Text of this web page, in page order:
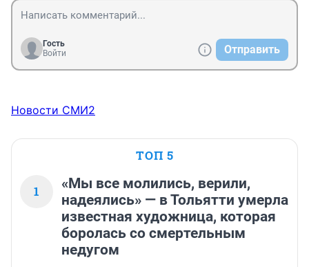
Гость
Войти
Отправить
Новости СМИ2
ТОП 5
1
«Мы все молились, верили,
надеялись» — в Тольятти умерла
известная художница, которая
боролась со смертельным
недугом